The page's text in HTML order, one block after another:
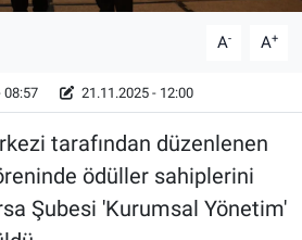
A- A+
08:57 21.11.2025 - 12:00
tarafından düzenlenen
ödüller sahiplerini
Şubesi 'Kurumsal Yönetim'